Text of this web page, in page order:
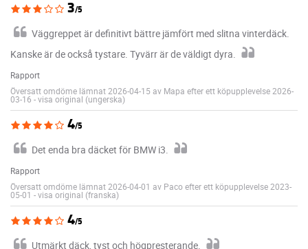
3/5
Väggreppet är definitivt bättre jämfört med slitna vinterdäck.
Kanske är de också tystare. Tyvärr är de väldigt dyra.
Rapport
Översatt omdöme lämnat 2026-04-15 av Mapa efter ett köpupplevelse 2026-
03-16 -visa original (ungerska)
4/5
Det enda bra däcket för BMW i3.
Rapport
Översatt omdöme lämnat 2026-04-01 av Paco efter ett köpupplevelse 2023-
05-01 -visa original (franska)
4/5
Utmärkt däck, tyst och högpresterande.